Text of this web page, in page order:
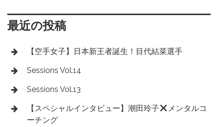
最近の投稿
【空手女子】日本新王者誕生！目代結菜選手
Sessions Vol.14
Sessions Vol.13
【スペシャルインタビュー】潮田玲子
メンタルコ
ーチング